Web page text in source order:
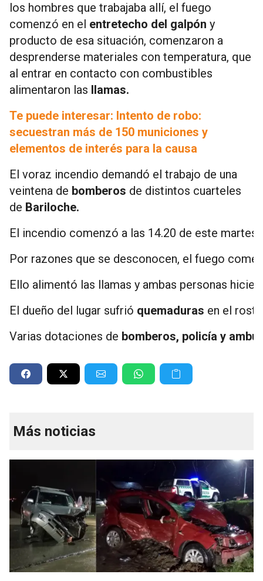
los hombres que trabajaba allí, el fuego
comenzó en el entretecho del galpón y
producto de esa situación, comenzaron a
desprenderse materiales con temperatura, que
al entrar en contacto con combustibles
alimentaron las llamas.
Te puede interesar: Intento de robo:
secuestran más de 150 municiones y
elementos de interés para la causa
El voraz incendio demandó el trabajo de una
veintena de bomberos de distintos cuarteles
de Bariloche.
El incendio comenzó a las 14.20 de este
Por razones que se desconocen, el fuego
Ello alimentó las llamas y ambas personas
El dueño del lugar sufrió quemaduras en el
Varias dotaciones de bomberos, policía y
Más noticias